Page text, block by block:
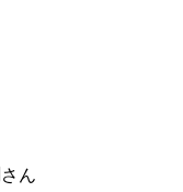
さん